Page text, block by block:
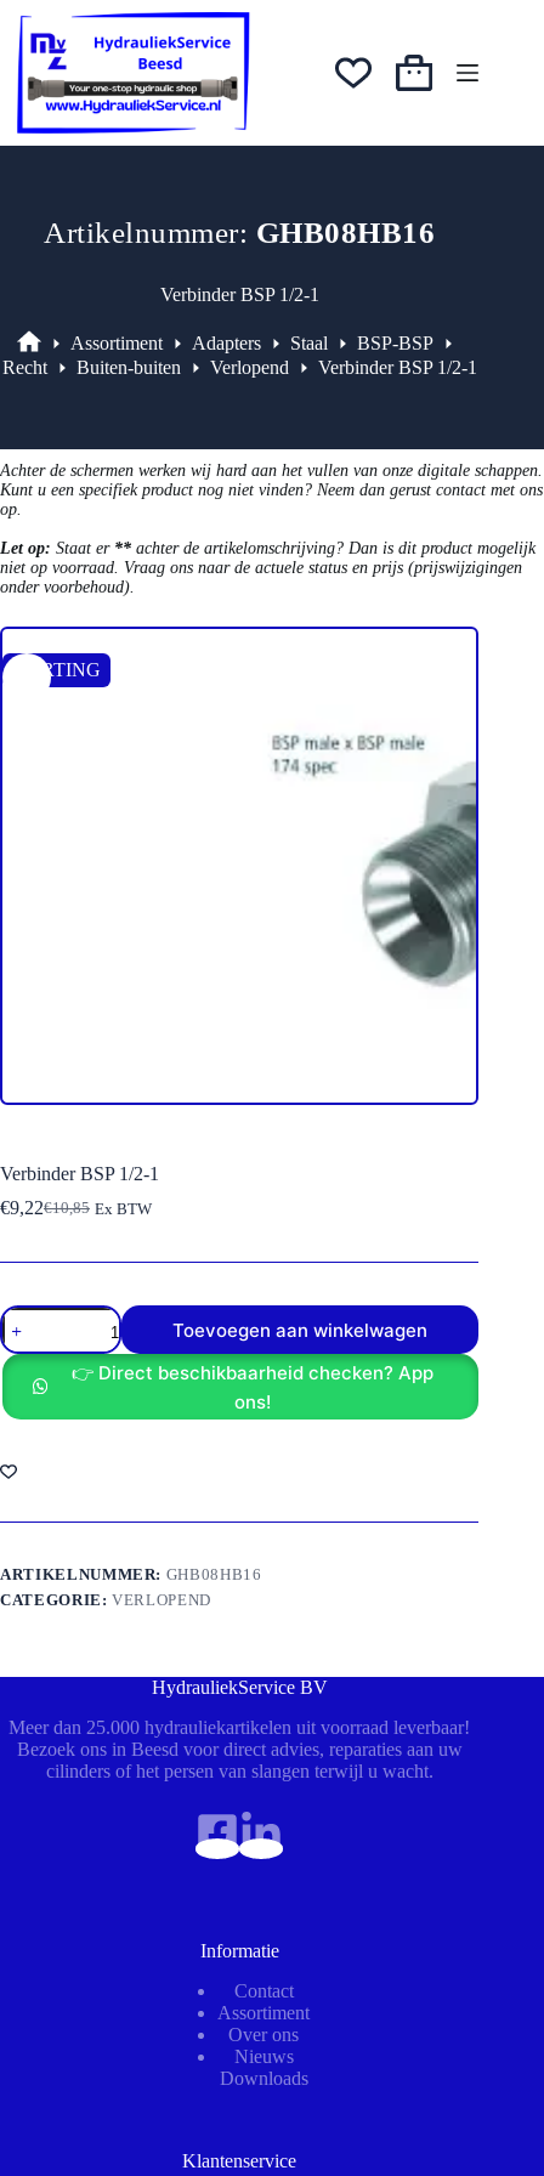
naar
inhoud
was:
€10,85.
€9,22.
Winkelwagen
Artikelnummer: GHB08HB16
Verbinder BSP 1/2-1
Assortiment
Assortiment Adapters Staal
BSP-BSP
Recht
Buiten-buiten Verlopend Verbinder BSP 1/2-1
Achter de schermen werken wij hard aan het vullen van onze digitale schappen.
Kunt u een specifiek product nog niet vinden? Neem dan gerust contact met ons
op.
Let op: Staat er ** achter de artikelomschrijving? Dan is dit product mogelijk
niet op voorraad. Vraag ons naar de actuele status en prijs (prijswijzigingen
onder voorbehoud).
KORTING
Verbinder BSP 1/2-1
€10,85
Oorspronkelijke
was:
€9,22Huidige
is:
Ex BTW
Verbinder
BSP
1/2-
aantal
Toevoegen aan winkelwagen
👉 Direct beschikbaarheid checken? App
ons!
ARTIKELNUMMER: GHB08HB16
CATEGORIE:VERLOPEND
HydrauliekService BV
Meer dan 25.000 hydrauliekartikelen uit voorraad leverbaar!
Bezoek ons in Beesd voor direct advies, reparaties aan uw
cilinders of het persen van slangen terwijl u wacht.
Informatie
Contact
Assortiment
Over ons
Nieuws
Downloads
Klantenservice